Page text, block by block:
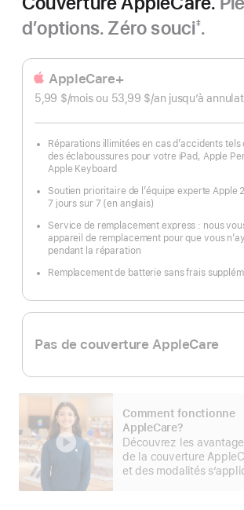
d’options. Zéro souci
de
bas
page
‡.
AppleCare+
5,99 $/moispar
ou 53,99 $/an par
jusqu’à
Réparations illimitées en cas d’accidents tels
des éclaboussures pour votre iPad, Apple
Apple Keyboard
Soutien prioritaire de l’équipe experte Apple
7 jours sur 7 (en anglais)
Service de remplacement express : nous
appareil de remplacement pour que vous
pendant la réparation
Remplacement de batterie sans frais
Pas de couverture AppleCare
Comment fonctionne
AppleCare?
Découvrez les
de la couverture
et des modalités